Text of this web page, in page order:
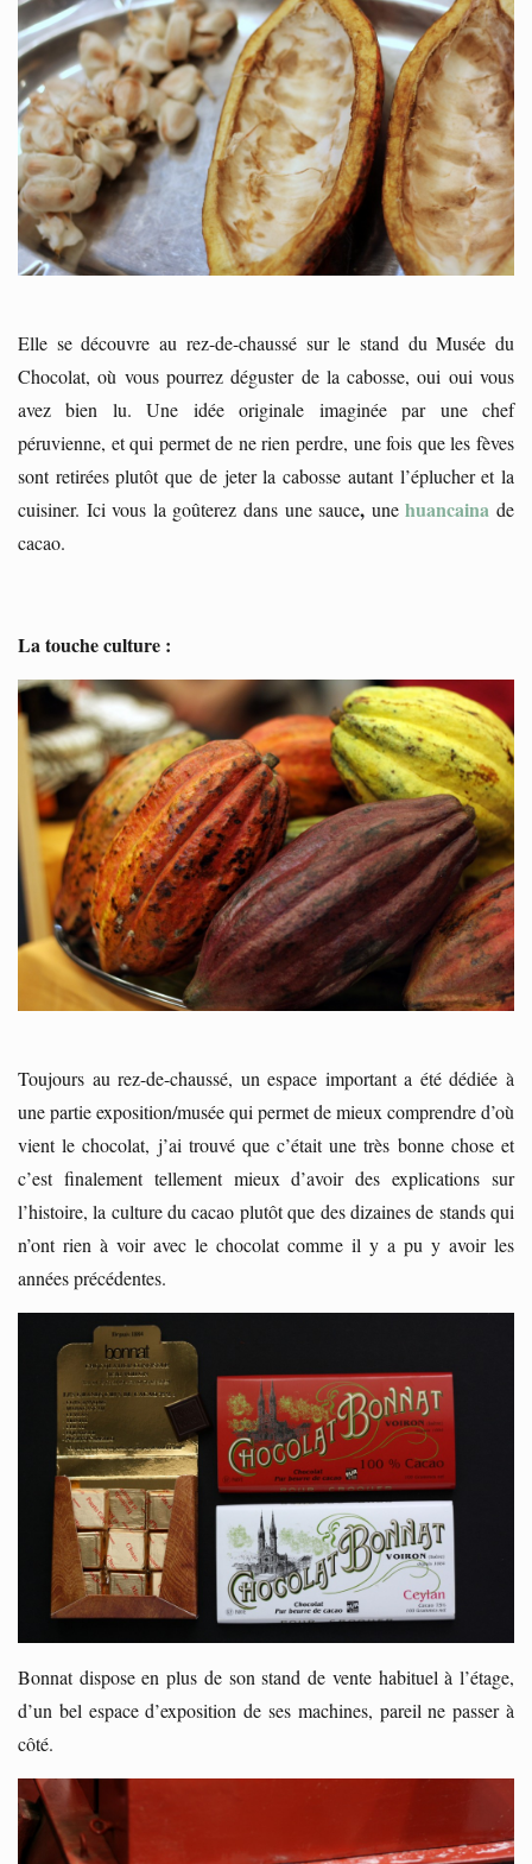
Elle se découvre au rez-de-chaussé sur le stand du Musée du
Chocolat, où vous pourrez déguster de la cabosse, oui oui vous
avez bien lu. Une idée originale imaginée par une chef
péruvienne, et qui permet de ne rien perdre, une fois que les fèves
sont retirées plutôt que de jeter la cabosse autant l’éplucher et la
cuisiner. Ici vous la goûterez dans une sauce, unehuancaina de
cacao.
La touche culture :
Toujours au rez-de-chaussé, un espace important a été dédiée à
une partie exposition/musée qui permet de mieux comprendre d’où
vient le chocolat, j’ai trouvé que c’était une très bonne chose et
c’est finalement tellement mieux d’avoir des explications sur
l’histoire, la culture du cacao plutôt que des dizaines de stands qui
n’ont rien à voir avec le chocolat comme il y a pu y avoir les
années précédentes.
Bonnat dispose en plus de son stand de vente habituel à l’étage,
d’un bel espace d’exposition de ses machines, pareil ne passer à
côté.